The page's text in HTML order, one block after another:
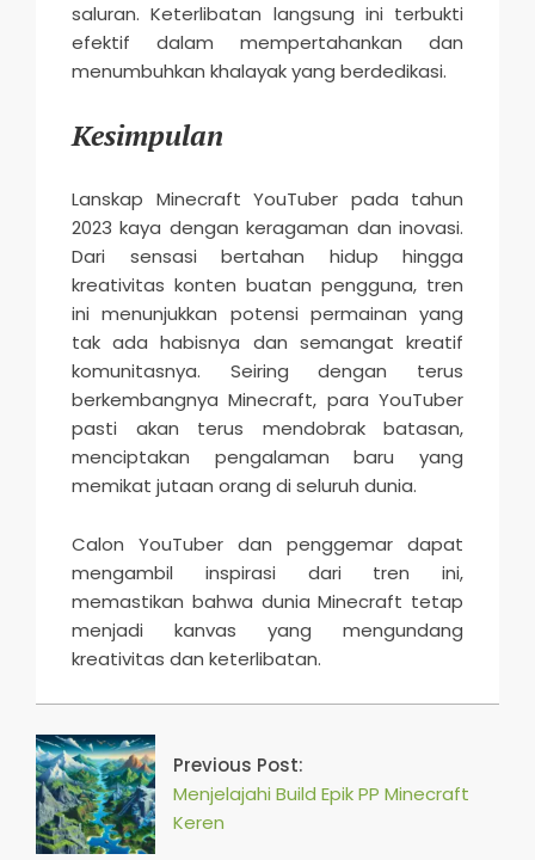
saluran. Keterlibatan langsung ini terbukti
efektif dalam mempertahankan dan
menumbuhkan khalayak yang berdedikasi.
Kesimpulan
Lanskap Minecraft YouTuber pada tahun
2023 kaya dengan keragaman dan inovasi.
Dari sensasi bertahan hidup hingga
kreativitas konten buatan pengguna, tren
ini menunjukkan potensi permainan yang
tak ada habisnya dan semangat kreatif
komunitasnya. Seiring dengan terus
berkembangnya Minecraft, para YouTuber
pasti akan terus mendobrak batasan,
menciptakan pengalaman baru yang
memikat jutaan orang di seluruh dunia.
Calon YouTuber dan penggemar dapat
mengambil inspirasi dari tren ini,
memastikan bahwa dunia Minecraft tetap
menjadi kanvas yang mengundang
kreativitas dan keterlibatan.
2026-
05
Previous Post:
Menjelajahi Build Epik PP Minecraft
Keren